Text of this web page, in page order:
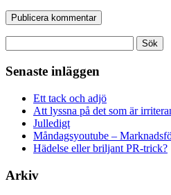
efter:
Senaste inläggen
Ett tack och adjö
Att lyssna på det som är
Julledigt
Måndagsyoutube –
Hädelse eller briljant PR-trick?
Arkiv